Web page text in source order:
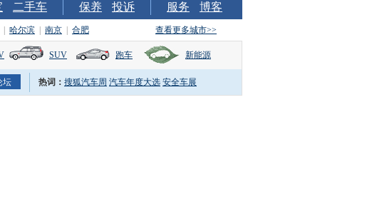
二手车
保养
投诉
服务
博客
查看更多城市>>
哈尔滨 南京 合肥
SUV 跑车 新能源
热词： 搜狐汽车周 汽车年度大选 安全车展